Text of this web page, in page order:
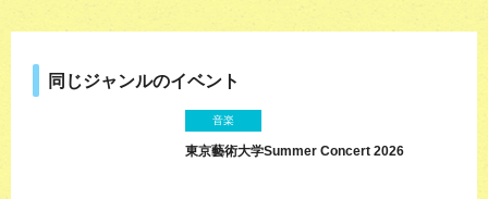
同じジャンルのイベント
音楽
東京藝術大学Summer Concert 2026